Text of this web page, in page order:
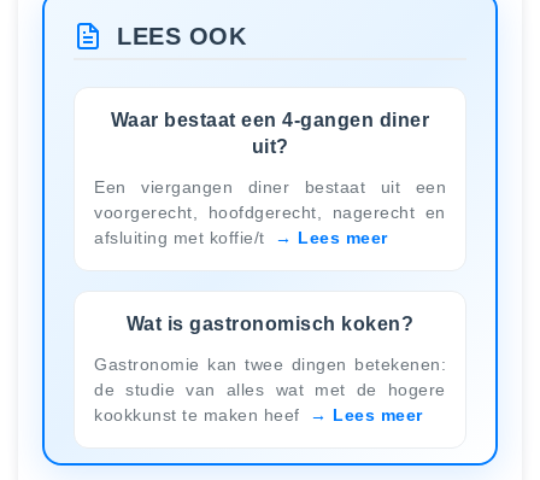
LEES OOK
Waar bestaat een 4-gangen diner
uit?
Een viergangen diner bestaat uit een
voorgerecht, hoofdgerecht, nagerecht en
afsluiting met koffie/t
Lees meer
Wat is gastronomisch koken?
Gastronomie kan twee dingen betekenen:
de studie van alles wat met de hogere
kookkunst te maken heef
Lees meer